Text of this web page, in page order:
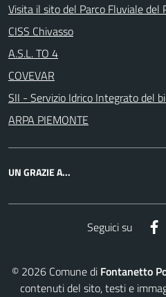
Visita il sito del Parco Fluviale del
CISS Chivasso
A.S.L. TO 4
COVEVAR
SII - Servizio Idrico Integrato del
ARPA PIEMONTE
UN GRAZIE A...
Seguici su
© 2026 Comune di Fontanetto
contenuti del sito, testi e